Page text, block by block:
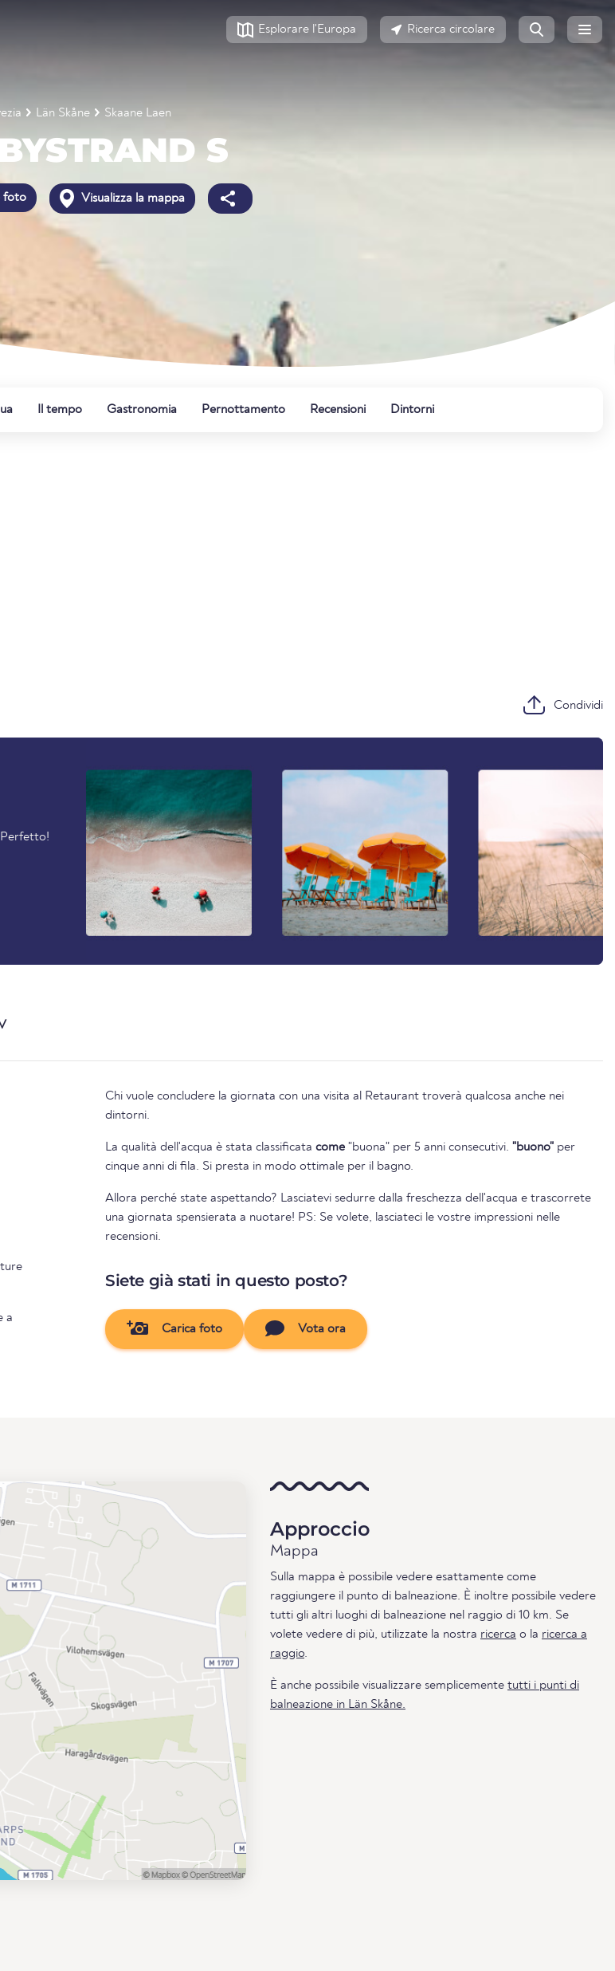
Esplorare l'Europa Ricerca circolare
Län Skåne Skaane Laen
S
foto Visualizza la mappa
Il tempo Gastronomia Pernottamento Recensioni Dintorni
Condividi
Perfetto!
a
Chi vuole concludere la giornata con una visita al Retaurant troverà qualcosa anche nei
dintorni.
La qualità dell'acqua è stata classificata come "buona" per 5 anni consecutivi. "buono" per
cinque anni di fila. Si presta in modo ottimale per il bagno.
Allora perché state aspettando? Lasciatevi sedurre dalla freschezza dell'acqua e trascorrete
una giornata spensierata a nuotare! PS: Se volete, lasciateci le vostre impressioni nelle
recensioni.
Siete già stati in questo posto?
Carica foto Vota ora
Approccio
Mappa
Sulla mappa è possibile vedere esattamente come
raggiungere il punto di balneazione. È inoltre possibile vedere
tutti gli altri luoghi di balneazione nel raggio di 10 km. Se
volete vedere di più, utilizzate la nostra ricerca o la ricerca a
raggio.
È anche possibile visualizzare semplicemente tutti i punti di
balneazione in Län Skåne.